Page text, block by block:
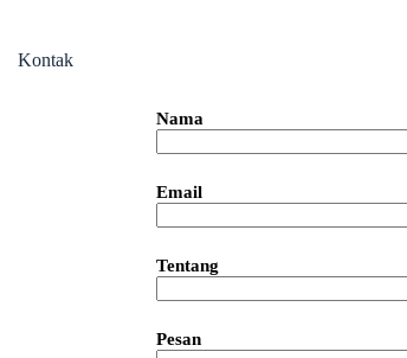
Kontak
Nama
Email
Tentang
Pesan